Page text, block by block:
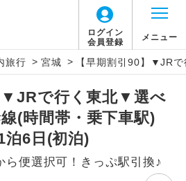
ログイン
会員登録
メニュー
旅行 > 宮城 > 【早期割引90】▼JR
▼JRで行く東北▼選べ
(時間帯・乗下車駅)
泊6日(初泊)
ら便選択可！きっぷ駅引換♪
説明
路出発空港（駅）から復路到着空港
）まで同行します。
地到着空港（駅）から最終日出発空港
）まで添乗員が同行します。